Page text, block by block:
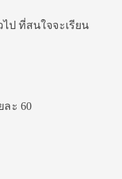
ป ที่สนใจจะเรียน
ะ 60